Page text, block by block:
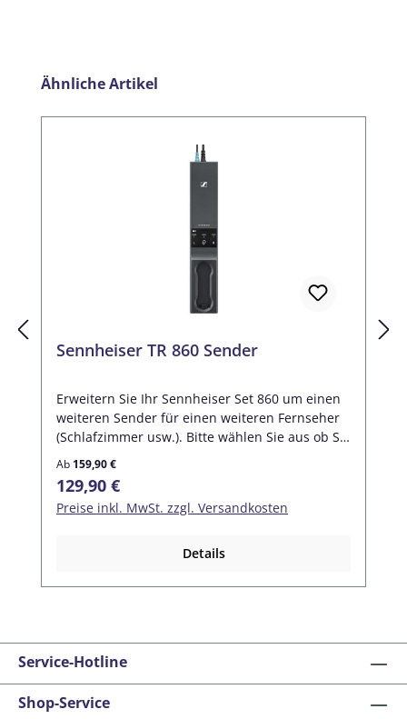
Produktgalerie überspringen
Ähnliche Artikel
Sennheiser TR 860 Sender
Erweitern Sie Ihr Sennheiser Set 860 um einen
weiteren Sender für einen weiteren Fernseher
(Schlafzimmer usw.). Bitte wählen Sie aus ob Sie
den TR 860 Sender mit oder ohne Netzteil
wünschen und ob Sie weiter ein Audiokabel
benötigen.
Ab 159,90 €
Regulärer Preis:
129,90 €
Preise inkl. MwSt. zzgl. Versandkosten
Details
Service-Hotline
Shop-Service